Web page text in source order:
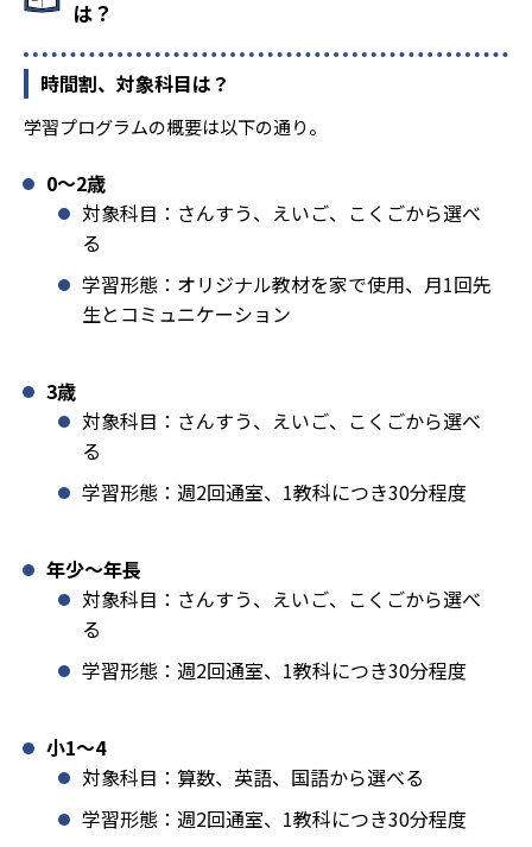
は？
時間割、対象科目は？
学習プログラムの概要は以下の通り。
0〜2歳
対象科目：さんすう、えいご、こくごから選べ
る
学習形態：オリジナル教材を家で使用、月1回先
生とコミュニケーション
3歳
対象科目：さんすう、えいご、こくごから選べ
る
学習形態：週2回通室、1教科につき30分程度
年少〜年長
対象科目：さんすう、えいご、こくごから選べ
る
学習形態：週2回通室、1教科につき30分程度
小1️〜4
対象科目：算数、英語、国語から選べる
学習形態：週2回通室、1教科につき30分程度